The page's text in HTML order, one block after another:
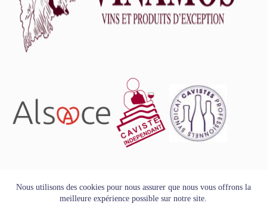
Nous utilisons des cookies pour nous assurer que nous vous offrons la
meilleure expérience possible sur notre site.
avec modération.